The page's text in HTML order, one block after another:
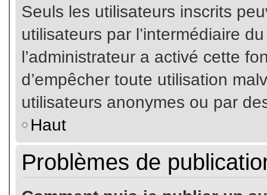
Seuls les utilisateurs inscrits
utilisateurs par l’intermédiaire
l’administrateur a activé cette
d’empêcher toute utilisation
utilisateurs anonymes ou par
Haut
Problèmes de